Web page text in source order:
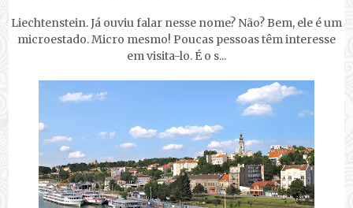
Liechtenstein. Já ouviu falar nesse nome? Não? Bem, ele é um
microestado. Micro mesmo! Poucas pessoas têm interesse
em visita-lo. É o s...